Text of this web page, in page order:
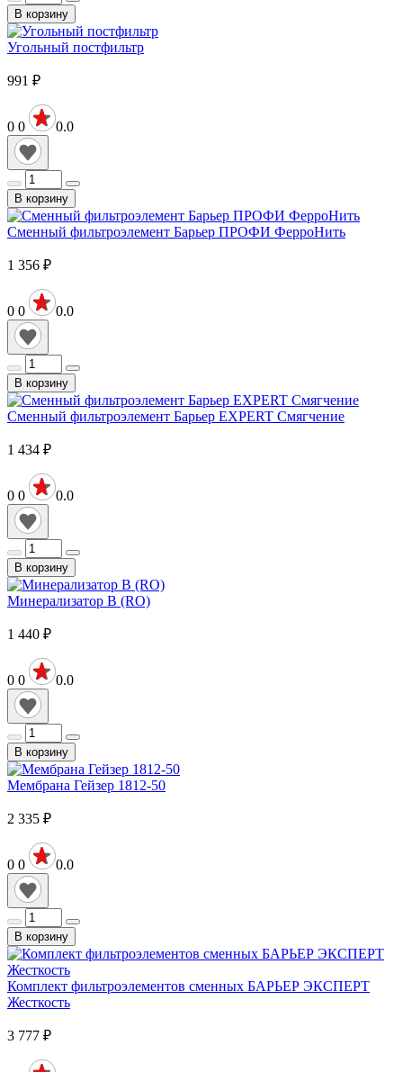
В корзину
Угольный постфильтр
991 ₽
0 0 0.0
В корзину
Сменный фильтроэлемент Барьер ПРОФИ ФерроНить
1 356 ₽
0 0 0.0
В корзину
Сменный фильтроэлемент Барьер EXPERT Смягчение
1 434 ₽
0 0 0.0
В корзину
Минерализатор B (RO)
1 440 ₽
0 0 0.0
В корзину
Мембрана Гейзер 1812-50
2 335 ₽
0 0 0.0
В корзину
Комплект фильтроэлементов сменных БАРЬЕР ЭКСПЕРТ
Жесткость
3 777 ₽